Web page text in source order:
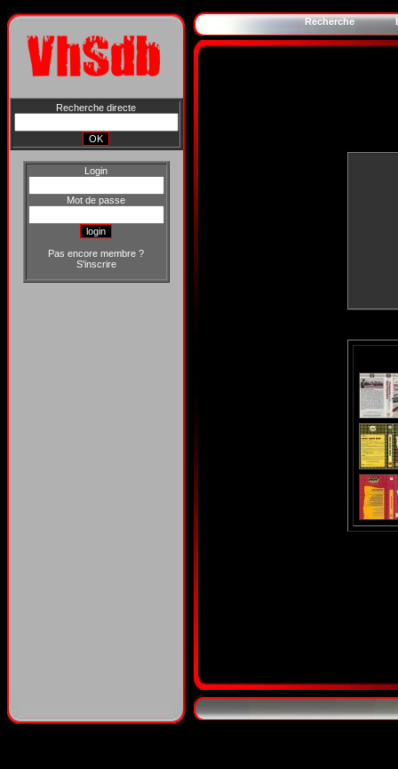
Recherche directe
Login
Mot de passe
Pas encore membre ?
S'inscrire
Recherche